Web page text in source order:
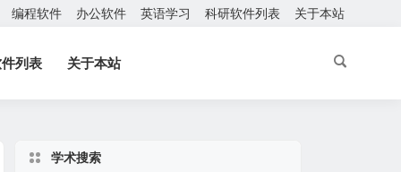
编程软件 办公软件 英语学习 科研软件列表 关于本站
列表 关于本站
学术搜索